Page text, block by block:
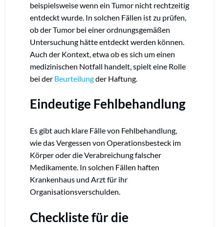
beispielsweise wenn ein Tumor nicht rechtzeitig
entdeckt wurde. In solchen Fällen ist zu prüfen,
ob der Tumor bei einer ordnungsgemäßen
Untersuchung hätte entdeckt werden können.
Auch der Kontext, etwa ob es sich um einen
medizinischen Notfall handelt, spielt eine Rolle
bei der Beurteilungder Haftung.
Eindeutige Fehlbehandlung
Es gibt auch klare Fälle von Fehlbehandlung,
wie das Vergessen von Operationsbesteck im
Körper oder die Verabreichung falscher
Medikamente. In solchen Fällen haften
Krankenhaus und Arzt für ihr
Organisationsverschulden.
Checkliste für die